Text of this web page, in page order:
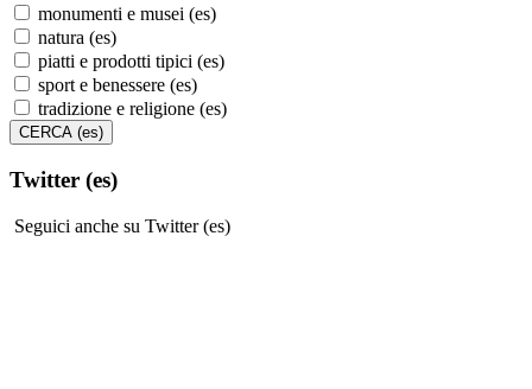
monumenti e musei (es)
natura (es)
piatti e prodotti tipici (es)
sport e benessere (es)
tradizione e religione (es)
Twitter (es)
Seguici anche su Twitter (es)